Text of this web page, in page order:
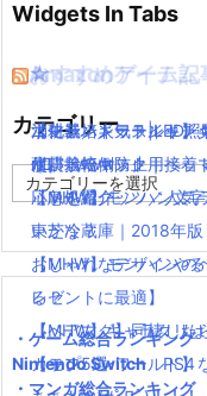
Widgets In Tabs
おすすめゲーム記
【モンハンワールド】
´Д｀)www
【MHW】モンハン文
いかな？
【MHW】モンハンや
る？
【MHW】キャラクリ
【モンハンワールド】
Amazonアイテム
水耕栽培キット|LED照
水耕栽培キット｜ペッ
ットを紹介
東芝冷蔵庫｜2018年
おしゃれなデザインの
レゼントに最適】
【ペアマグ】同棲した
カップ5選
☆
ニンテンドースイッチ
使い捨てマスク
☆
消化器／人気ランキン
耐震・転倒防止用接着
応急処置グッツ／人気
☆
カテゴリー
テ
リ
ー
・ゲーム総合ランキング
Nintendo Switch
PS4
・マンガ総合ランキング